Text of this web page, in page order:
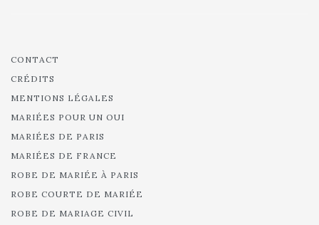
CONTACT
CRÉDITS
MENTIONS LÉGALES
MARIÉES POUR UN OUI
MARIÉES DE PARIS
MARIÉES DE FRANCE
ROBE DE MARIÉE À PARIS
ROBE COURTE DE MARIÉE
ROBE DE MARIAGE CIVIL